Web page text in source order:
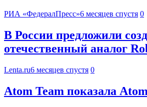
РИА «ФедералПресс»6 месяцев спустя 0
В России предложили
отечественный аналог
Lenta.ru6 месяцев спустя 0
Atom Team показала